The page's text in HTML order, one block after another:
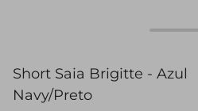
Short Saia Brigitte - Azul
Navy/Preto